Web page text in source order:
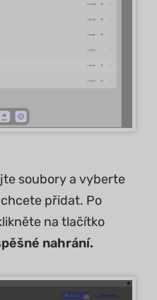
soubory a vyberte
přidat. Po
na tlačítko
nahrání.